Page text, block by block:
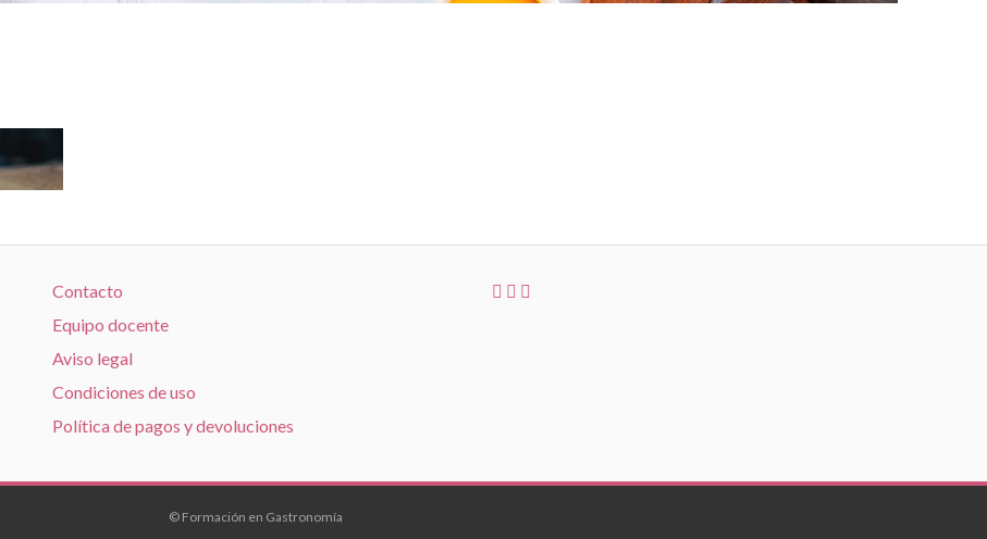
Contacto
Equipo docente
Aviso legal
Condiciones de uso
Política de pagos y devoluciones
© Formación en Gastronomía